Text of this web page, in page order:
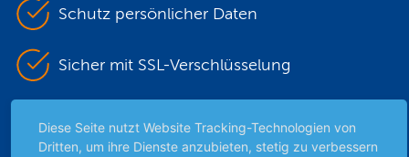
Schutz persönlicher Daten
Sicher mit SSL-Verschlüsselung
Highlights
Diese Seite nutzt Website Tracking-Technologien von
Dritten, um ihre Dienste anzubieten, stetig zu verbessern